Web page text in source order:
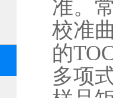
准。
校准
的
多项